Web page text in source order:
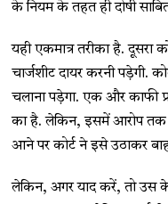
के नियम के तहत ही दोषी
यही एकमात्र तरीका है.
चार्जशीट दायर करनी पड़ेगी.
चलाना पड़ेगा. एक और काफी
का है. लेकिन, इसमें आरोप तक
आने पर कोर्ट ने इसे उठाकर
लेकिन, अगर याद करें, तो उस